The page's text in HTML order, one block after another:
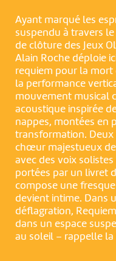
Ayant marqué les
suspendu à travers
de clôture des Jeux
Alain Roche déploie
requiem pour la mort
la performance
mouvement musical
acoustique inspirée
nappes, montées en
transformation. Deux
chœur majestueux de
avec des voix
portées par un livret
compose une
devient intime. Dans
déflagration,
dans un espace
au soleil – rappelle la